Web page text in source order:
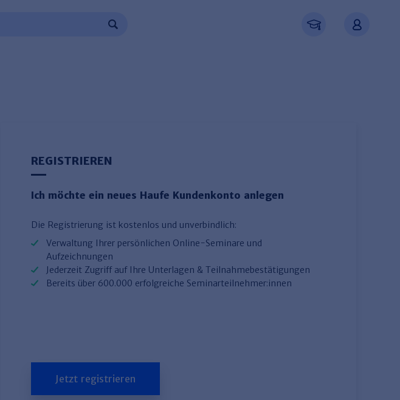
Neu registrieren
REGISTRIEREN
Ich möchte ein neues Haufe Kundenkonto anlegen
Die Registrierung ist kostenlos und unverbindlich:
Verwaltung Ihrer persönlichen Online-Seminare und
Aufzeichnungen
Jederzeit Zugriff auf Ihre Unterlagen & Teilnahmebestätigungen
Bereits über 600.000 erfolgreiche Seminarteilnehmer:innen
Jetzt registrieren